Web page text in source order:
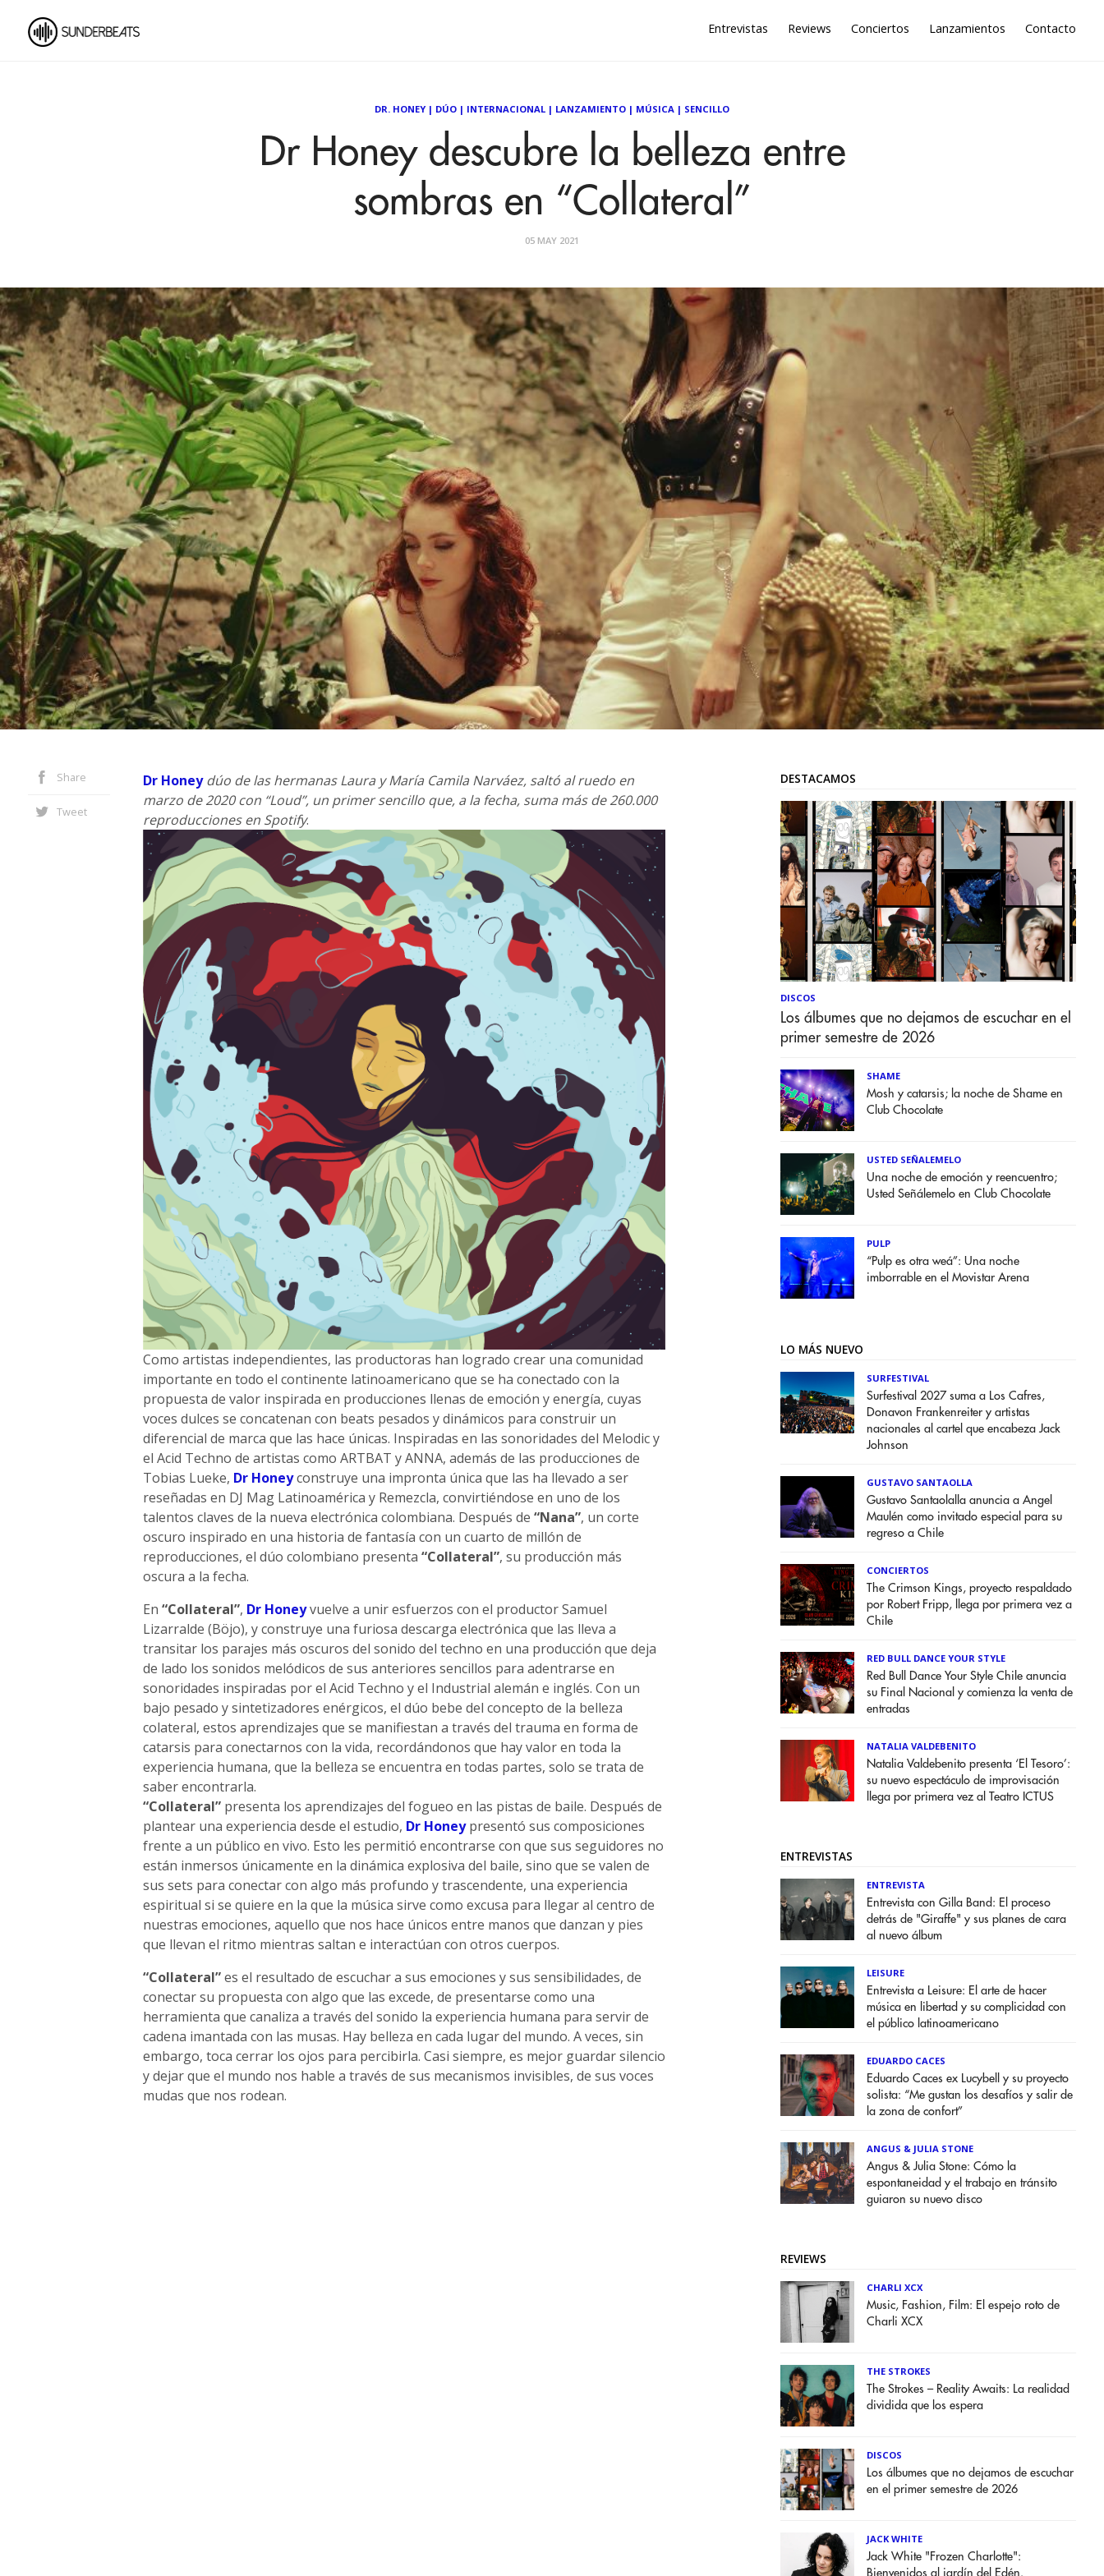
Entrevistas Reviews Conciertos Lanzamientos Contacto
DR. HONEY| DÚO | INTERNACIONAL | LANZAMIENTO | MÚSICA | SENCILLO
Dr Honey descubre la belleza entre
sombras en “Collateral”
05 MAY 2021
Share
Tweet
Dr Honey dúo de las hermanas Laura y María Camila Narváez, saltó al ruedo en
marzo de 2020 con “Loud”, un primer sencillo que, a la fecha, suma más de 260.000
reproducciones en Spotify.
Como artistas independientes, las productoras han logrado crear una comunidad
importante en todo el continente latinoamericano que se ha conectado con la
propuesta de valor inspirada en producciones llenas de emoción y energía, cuyas
voces dulces se concatenan con beats pesados y dinámicos para construir un
diferencial de marca que las hace únicas. Inspiradas en las sonoridades del Melodic y
el Acid Techno de artistas como ARTBAT y ANNA, además de las producciones de
Tobias Lueke, Dr Honeyconstruye una impronta única que las ha llevado a ser
reseñadas en DJ Mag Latinoamérica y Remezcla, convirtiéndose en uno de los
talentos claves de la nueva electrónica colombiana. Después de “Nana”, un corte
oscuro inspirado en una historia de fantasía con un cuarto de millón de
reproducciones, el dúo colombiano presenta “Collateral”, su producción más
oscura a la fecha.
En “Collateral”, Dr Honeyvuelve a unir esfuerzos con el productor Samuel
Lizarralde (Böjo), y construye una furiosa descarga electrónica que las lleva a
transitar los parajes más oscuros del sonido del techno en una producción que deja
de lado los sonidos melódicos de sus anteriores sencillos para adentrarse en
sonoridades inspiradas por el Acid Techno y el Industrial alemán e inglés. Con un
bajo pesado y sintetizadores enérgicos, el dúo bebe del concepto de la belleza
colateral, estos aprendizajes que se manifiestan a través del trauma en forma de
catarsis para conectarnos con la vida, recordándonos que hay valor en toda la
experiencia humana, que la belleza se encuentra en todas partes, solo se trata de
saber encontrarla.
“Collateral”presenta los aprendizajes del fogueo en las pistas de baile. Después de
plantear una experiencia desde el estudio, Dr Honeypresentó sus composiciones
frente a un público en vivo. Esto les permitió encontrarse con que sus seguidores no
están inmersos únicamente en la dinámica explosiva del baile, sino que se valen de
sus sets para conectar con algo más profundo y trascendente, una experiencia
espiritual si se quiere en la que la música sirve como excusa para llegar al centro de
nuestras emociones, aquello que nos hace únicos entre manos que danzan y pies
que llevan el ritmo mientras saltan e interactúan con otros cuerpos.
“Collateral”es el resultado de escuchar a sus emociones y sus sensibilidades, de
conectar su propuesta con algo que las excede, de presentarse como una
herramienta que canaliza a través del sonido la experiencia humana para servir de
cadena imantada con las musas. Hay belleza en cada lugar del mundo. A veces, sin
embargo, toca cerrar los ojos para percibirla. Casi siempre, es mejor guardar silencio
y dejar que el mundo nos hable a través de sus mecanismos invisibles, de sus voces
mudas que nos rodean.
DESTACAMOS
DISCOS
Los álbumes que no dejamos de escuchar en el
primer semestre de 2026
SHAME
Mosh y catarsis; la noche de Shame en
Club Chocolate
USTED SEÑALEMELO
Una noche de emoción y reencuentro;
Usted Señálemelo en Club Chocolate
PULP
“Pulp es otra weá”: Una noche
imborrable en el Movistar Arena
LO MÁS NUEVO
SURFESTIVAL
Surfestival 2027 suma a Los Cafres,
Donavon Frankenreiter y artistas
nacionales al cartel que encabeza Jack
Johnson
GUSTAVO SANTAOLLA
Gustavo Santaolalla anuncia a Angel
Maulén como invitado especial para su
regreso a Chile
CONCIERTOS
The Crimson Kings, proyecto respaldado
por Robert Fripp, llega por primera vez a
Chile
RED BULL DANCE YOUR STYLE
Red Bull Dance Your Style Chile anuncia
su Final Nacional y comienza la venta de
entradas
NATALIA VALDEBENITO
Natalia Valdebenito presenta ‘El Tesoro’:
su nuevo espectáculo de improvisación
llega por primera vez al Teatro ICTUS
ENTREVISTAS
ENTREVISTA
Entrevista con Gilla Band: El proceso
detrás de "Giraffe" y sus planes de cara
al nuevo álbum
LEISURE
Entrevista a Leisure: El arte de hacer
música en libertad y su complicidad con
el público latinoamericano
EDUARDO CACES
Eduardo Caces ex Lucybell y su proyecto
solista: “Me gustan los desafíos y salir de
la zona de confort”
ANGUS & JULIA STONE
Angus & Julia Stone: Cómo la
espontaneidad y el trabajo en tránsito
guiaron su nuevo disco
REVIEWS
CHARLI XCX
Music, Fashion, Film: El espejo roto de
Charli XCX
THE STROKES
The Strokes – Reality Awaits: La realidad
dividida que los espera
DISCOS
Los álbumes que no dejamos de escuchar
en el primer semestre de 2026
JACK WHITE
Jack White "Frozen Charlotte":
Bienvenidos al jardín del Edén.